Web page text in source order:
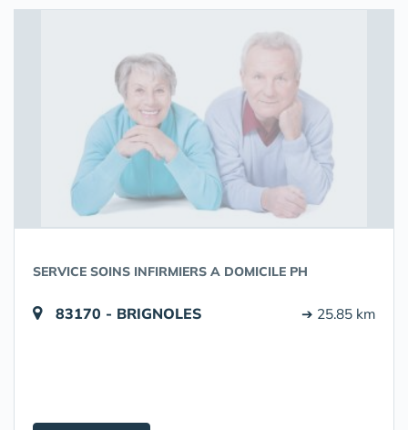
SERVICE SOINS INFIRMIERS A DOMICILE PH
83170 - BRIGNOLES ➔ 25.85 km